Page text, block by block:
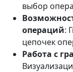
выбор
операций:
цепочек
Работа с